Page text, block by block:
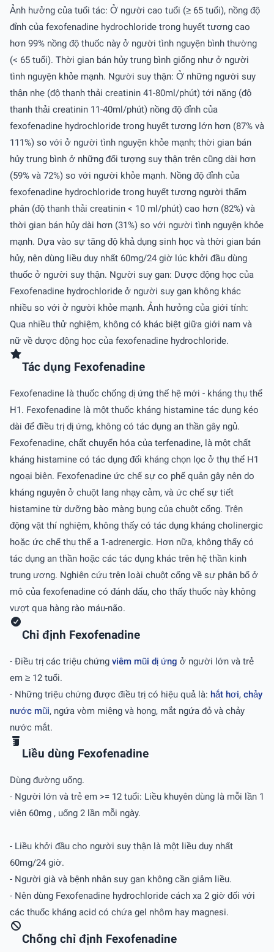
Ảnh hưởng của tuổi tác: Ở người cao tuổi (≥ 65 tuổi), nồng độ
đỉnh của fexofenadine hydrochloride trong huyết tương cao
hơn 99% nồng độ thuốc này ở người tình nguyện bình thường
(< 65 tuổi). Thời gian bán hủy trung bình giống như ở người
tình nguyện khỏe mạnh. Người suy thận: Ở những người suy
thận nhẹ (độ thanh thải creatinin 41-80ml/phút) tới nặng (độ
thanh thải creatinin 11-40ml/phút) nồng độ đỉnh của
fexofenadine hydrochloride trong huyết tương lớn hơn (87% và
111%) so với ở người tình nguyện khỏe mạnh; thời gian bán
hủy trung bình ở những đối tượng suy thận trên cũng dài hơn
(59% và 72%) so với người khỏe mạnh. Nồng độ đỉnh của
fexofenadine hydrochloride trong huyết tương người thẩm
phân (độ thanh thải creatinin < 10 ml/phút) cao hơn (82%) và
thời gian bán hủy dài hơn (31%) so với người tình nguyện khỏe
mạnh. Dựa vào sự tăng độ khả dụng sinh học và thời gian bán
hủy, nên dùng liều duy nhất 60mg/24 giờ lúc khởi đầu dùng
thuốc ở người suy thận. Người suy gan: Dược động học của
Fexofenadine hydrochloride ở người suy gan không khác
nhiều so với ở người khỏe mạnh. Ảnh hưởng của giới tính:
Qua nhiều thử nghiệm, không có khác biệt giữa giới nam và
nữ về dược động học của fexofenadine hydrochloride.
Tác dụng Fexofenadine
Fexofenadine là thuốc chống dị ứng thế hệ mới - kháng thụ thể
H1. Fexofenadine là một thuốc kháng histamine tác dụng kéo
dài để điều trị dị ứng, không có tác dụng an thần gây ngủ.
Fexofenadine, chất chuyển hóa của terfenadine, là một chất
kháng histamine có tác dụng đối kháng chọn lọc ở thụ thể H1
ngoại biên. Fexofenadine ức chế sự co phế quản gây nên do
kháng nguyên ở chuột lang nhạy cảm, và ức chế sự tiết
histamine từ dưỡng bào màng bụng của chuột cống. Trên
động vật thí nghiệm, không thấy có tác dụng kháng cholinergic
hoặc ức chế thụ thể a 1-adrenergic. Hơn nữa, không thấy có
tác dụng an thần hoặc các tác dụng khác trên hệ thần kinh
trung ương. Nghiên cứu trên loài chuột cống về sự phân bố ở
mô của fexofenadine có đánh dấu, cho thấy thuốc này không
vượt qua hàng rào máu-não.
Chỉ định Fexofenadine
- Ðiều trị các triệu chứng viêm mũi dị ứng ở người lớn và trẻ
em ≥ 12 tuổi.
- Những triệu chứng được điều trị có hiệu quả là: hắt hơi, chảy
nước mũi, ngứa vòm miệng và họng, mắt ngứa đỏ và chảy
nước mắt.
Liều dùng Fexofenadine
Dùng đường uống.
- Người lớn và trẻ em >= 12 tuổi: Liều khuyên dùng là mỗi lần 1
viên 60mg , uống 2 lần mỗi ngày.
- Liều khởi đầu cho người suy thận là một liều duy nhất
60mg/24 giờ.
- Người già và bệnh nhân suy gan không cần giảm liều.
- Nên dùng Fexofenadine hydrochloride cách xa 2 giờ đối với
các thuốc kháng acid có chứa gel nhôm hay magnesi.
Chống chỉ định Fexofenadine